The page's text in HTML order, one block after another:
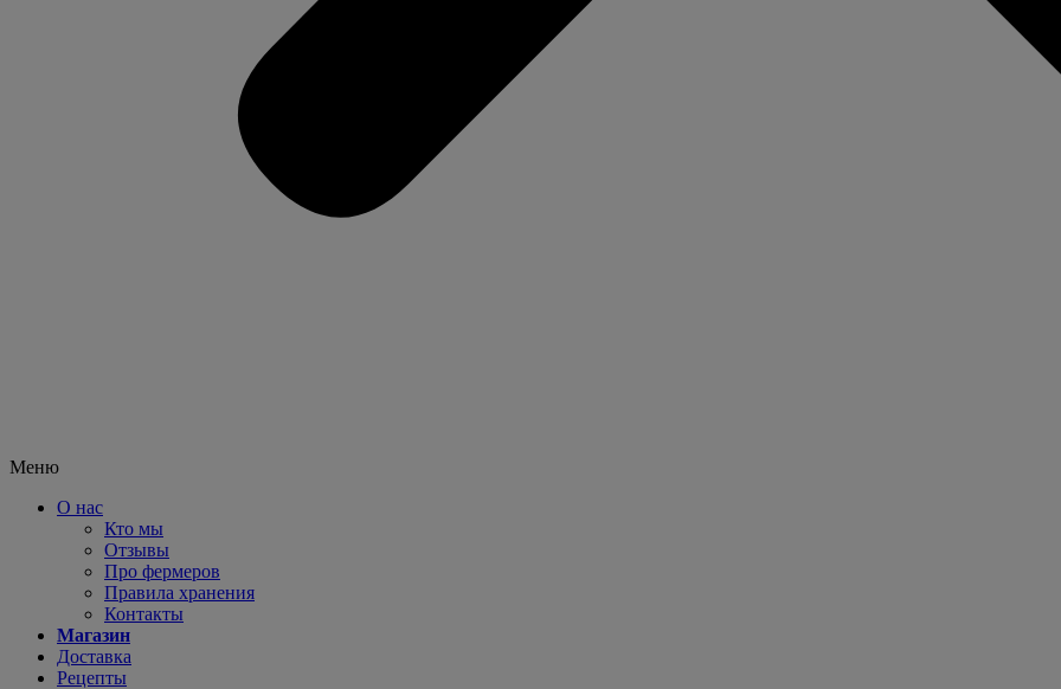
Меню
О нас
Кто мы
Отзывы
Про фермеров
Правила хранения
Контакты
Магазин
Доставка
Рецепты